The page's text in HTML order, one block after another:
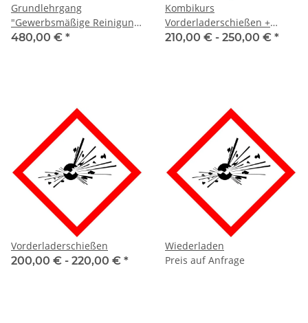
Grundlehrgang
"Gewerbsmäßige Reinigung
von Schießständen"
480,00 € *
Kombikurs
Vorderladerschießen +
Wiederladen
210,00 € - 250,00 € *
Vorderladerschießen
200,00 € - 220,00 € *
Wiederladen
Preis auf Anfrage